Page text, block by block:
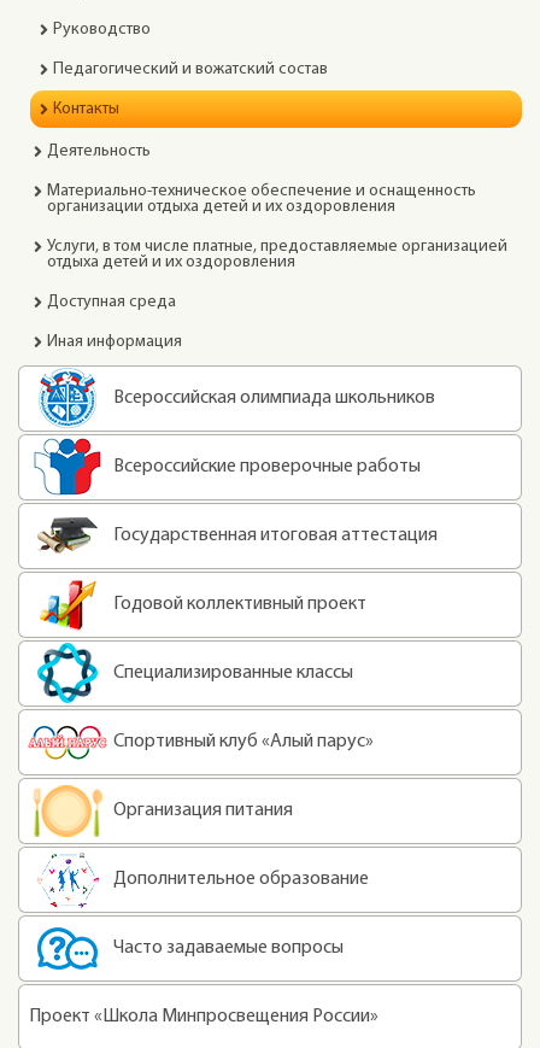
Руководство
Педагогический и вожатский состав
Контакты
Деятельность
Материально-техническое обеспечение и оснащенность
организации отдыха детей и их оздоровления
Услуги, в том числе платные, предоставляемые организацией
отдыха детей и их оздоровления
Доступная среда
Иная информация
Всероссийская олимпиада школьников
Всероссийские проверочные работы
Государственная итоговая аттестация
Годовой коллективный проект
Специализированные классы
Спортивный клуб «Алый парус»
Организация питания
Дополнительное образование
Часто задаваемые вопросы
Проект «Школа Минпросвещения России»